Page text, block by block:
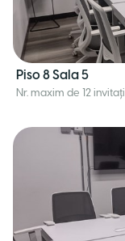
Piso 8 Sala 5
Nr. maxim de 12 invitați